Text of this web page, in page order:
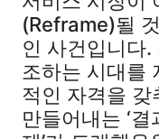
(Reframe)될
인 사건입니다.
조하는 시대를
적인 자격을
만들어내는 ‘